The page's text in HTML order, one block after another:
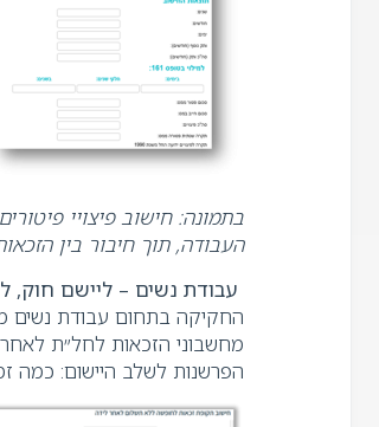
בתמונה:חישוב פיצויי פיטורים
העבודה, תוך חיבור בין
עבודת נשים – ליישם חוק,
החקיקה בתחום עבודת נשים
מחשבוני הזכאות לחל״ת
הפרשנות לשלב היישום: כמה